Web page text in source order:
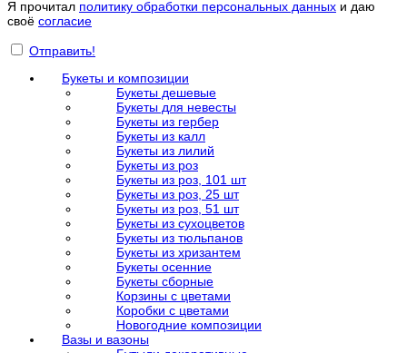
Я прочитал политику обработки персональных данных и даю
своё согласие
Отправить!
Букеты и композиции
Букеты дешевые
Букеты для невесты
Букеты из гербер
Букеты из калл
Букеты из лилий
Букеты из роз
Букеты из роз, 101 шт
Букеты из роз, 25 шт
Букеты из роз, 51 шт
Букеты из сухоцветов
Букеты из тюльпанов
Букеты из хризантем
Букеты осенние
Букеты сборные
Корзины с цветами
Коробки с цветами
Новогодние композиции
Вазы и вазоны